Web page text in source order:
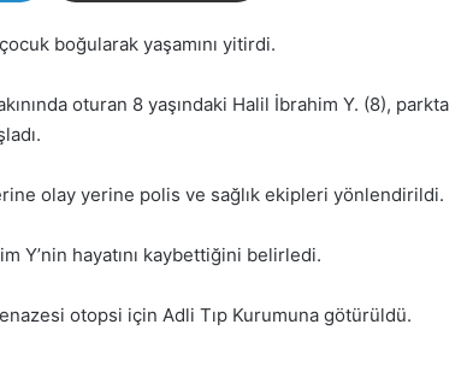
boğularak yaşamını yitirdi.
oturan 8 yaşındaki Halil İbrahim Y. (8), parkta
olay yerine polis ve sağlık ekipleri yönlendirildi.
Y’nin hayatını kaybettiğini belirledi.
otopsi için Adli Tıp Kurumuna götürüldü.